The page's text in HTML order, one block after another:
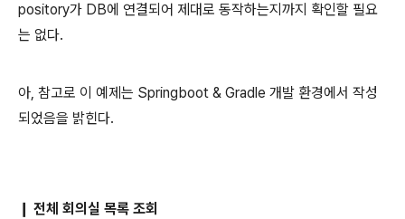
pository가 DB에 연결되어 제대로 동작하는지까지 확인할 필요
는 없다.
아, 참고로 이 예제는 Springboot & Gradle 개발 환경에서 작성
되었음을 밝힌다.
전체 회의실 목록 조회